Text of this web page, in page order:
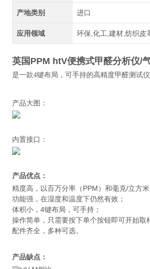
产地类别 进口
应用领域 环保,化工,建材,纺织皮
英国PPM htV便携式甲醛分析仪/
是一款4键布局，可手持的高精度甲醛测试仪
产品大图：
内置接口：
产品优点：
精度高，以百万分率（PPM）和毫克/立方米显
功能强，在湿度和温度下仍然有效；
体积小，4键布局，可手持；
操作简单，只需要按下单个按钮即可开始取样检
配件齐全，多种可选。
产品缺点：